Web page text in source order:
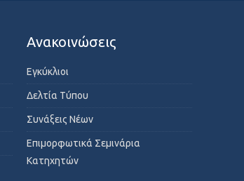
Ανακοινώσεις
Εγκύκλιοι
Δελτία Τύπου
Συνάξεις Νέων
Επιμορφωτικά Σεμινάρια
Κατηχητών